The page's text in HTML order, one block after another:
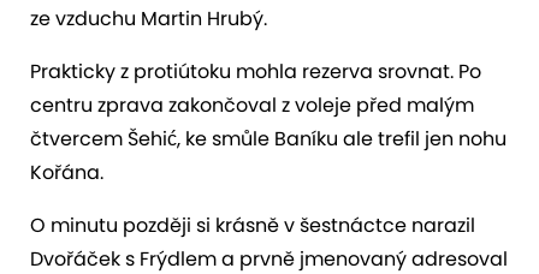
ze vzduchu Martin Hrubý.
Prakticky z protiútoku mohla rezerva srovnat. Po
centru zprava zakončoval z voleje před malým
čtvercem Šehić, ke smůle Baníku ale trefil jen nohu
Kořána.
O minutu později si krásně v šestnáctce narazil
Dvořáček s Frýdlem a prvně jmenovaný adresoval